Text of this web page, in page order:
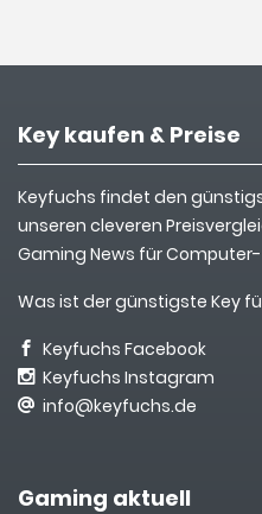
Key kaufen & Preise
Keyfuchs findet den
unseren cleveren
Gaming News für
Was ist der günstigste Key
Keyfuchs Facebook
Keyfuchs Instagram
info@keyfuchs.de
Gaming aktuell